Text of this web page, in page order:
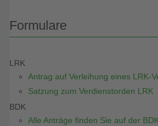
Formulare
LRK
Antrag auf Verleihung eines LRK-
Satzung zum Verdienstorden LRK
BDK
Alle Anträge finden Sie auf der